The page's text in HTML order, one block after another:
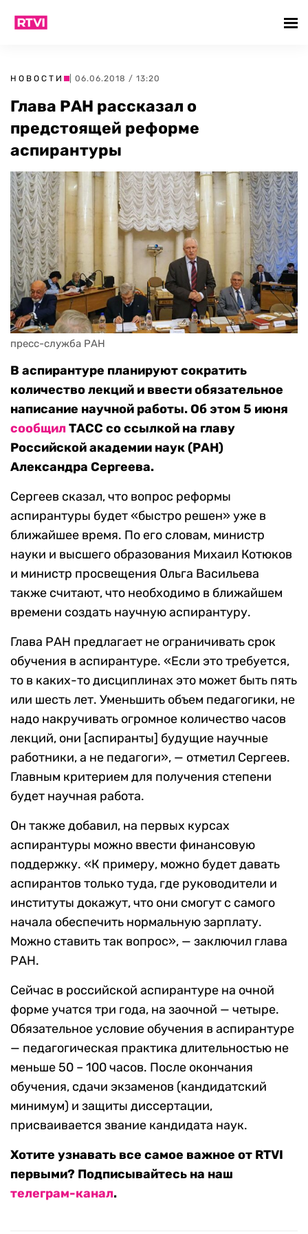
НОВОСТИ | 06.06.2018 / 13:20
Глава РАН рассказал о
предстоящей реформе
аспирантуры
пресс-служба РАН
В аспирантуре планируют сократить
количество лекций и ввести обязательное
написание научной работы. Об этом 5 июня
сообщилТАСС со ссылкой на главу
Российской академии наук (РАН)
Александра Сергеева.
Сергеев сказал, что вопрос реформы
аспирантуры будет «быстро решен» уже в
ближайшее время. По его словам, министр
науки и высшего образования Михаил Котюков
и министр просвещения Ольга Васильева
также считают, что необходимо в ближайшем
времени создать научную аспирантуру.
Глава РАН предлагает не ограничивать срок
обучения в аспирантуре. «Если это требуется,
то в каких-то дисциплинах это может быть пять
или шесть лет. Уменьшить объем педагогики, не
надо накручивать огромное количество часов
лекций, они [аспиранты] будущие научные
работники, а не педагоги», — отметил Сергеев.
Главным критерием для получения степени
будет научная работа.
Он также добавил, на первых курсах
аспирантуры можно ввести финансовую
поддержку. «К примеру, можно будет давать
аспирантов только туда, где руководители и
институты докажут, что они смогут с самого
начала обеспечить нормальную зарплату.
Можно ставить так вопрос», — заключил глава
РАН.
Сейчас в российской аспирантуре на очной
форме учатся три года, на заочной — четыре.
Обязательное условие обучения в аспирантуре
— педагогическая практика длительностью не
меньше 50 – 100 часов. После окончания
обучения, сдачи экзаменов (кандидатский
минимум) и защиты диссертации,
присваивается звание кандидата наук.
Хотите узнавать все самое важное от RTVI
первыми? Подписывайтесь на наш
телеграм-канал.